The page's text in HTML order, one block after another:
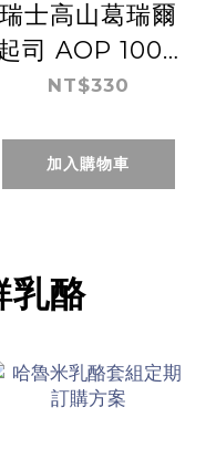
瑞士高山葛瑞爾
司 AOP 100g
$3.3/g
NT$330
加入購物車
酪